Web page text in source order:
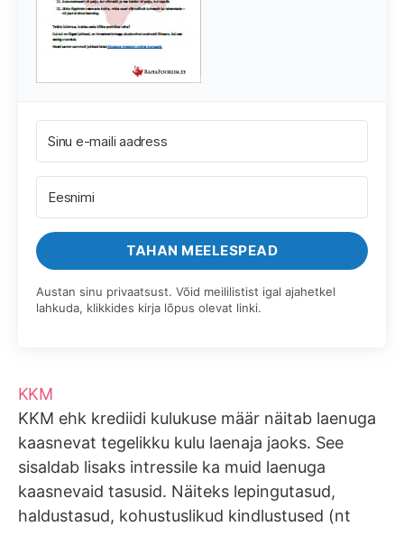
TAHAN MEELESPEAD
Austan sinu privaatsust. Võid meililistist igal ajahetkel
lahkuda, klikkides kirja lõpus olevat linki.
KKM
KKM ehk krediidi kulukuse määr näitab laenuga
kaasnevat tegelikku kulu laenaja jaoks. See
sisaldab lisaks intressile ka muid laenuga
kaasnevaid tasusid. Näiteks lepingutasud,
haldustasud, kohustuslikud kindlustused (nt